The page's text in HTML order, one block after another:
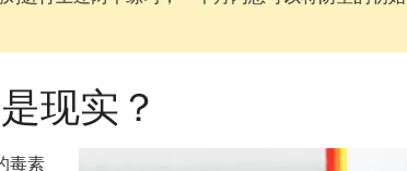
现实？
毒素